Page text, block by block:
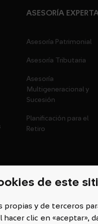
de este
propias y de terceros
hacer clic en «aceptar»,
ASESORÍA
Asesoría Patrimonial
Asesoría Tributaria
Asesoría
Multigeneracional y
Sucesión
Planificación para el
Retiro